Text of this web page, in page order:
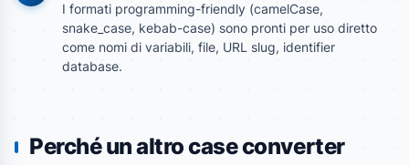
I formati programming-friendly (camelCase,
snake_case, kebab-case) sono pronti per uso diretto
come nomi di variabili, file, URL slug, identifier
database.
Perché un altro case converter